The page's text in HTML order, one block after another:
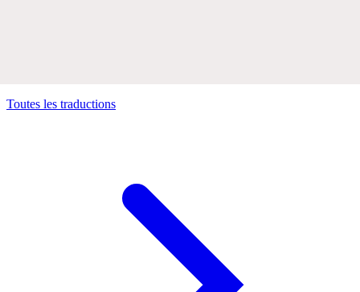
Toutes les traductions